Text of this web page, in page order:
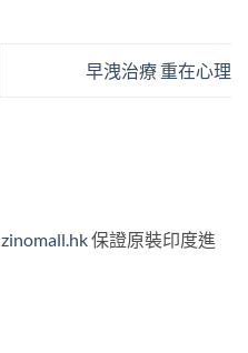
早洩治療 重在心理
zinomall.hk保證原裝印度進